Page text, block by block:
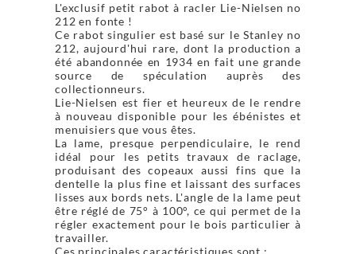
L'exclusif petit rabot à racler Lie-Nielsen no
212 en fonte !
Ce rabot singulier est basé sur le Stanley no
212, aujourd'hui rare, dont la production a
été abandonnée en 1934 en fait une grande
source de spéculation auprès des
collectionneurs.
Lie-Nielsen est fier et heureux de le rendre
à nouveau disponible pour les ébénistes et
menuisiers que vous êtes.
La lame, presque perpendiculaire, le rend
idéal pour les petits travaux de raclage,
produisant des copeaux aussi fins que la
dentelle la plus fine et laissant des surfaces
lisses aux bords nets. L'angle de la lame peut
être réglé de 75° à 100°, ce qui permet de la
régler exactement pour le bois particulier à
travailler.
Ces principales caractéristiques sont :